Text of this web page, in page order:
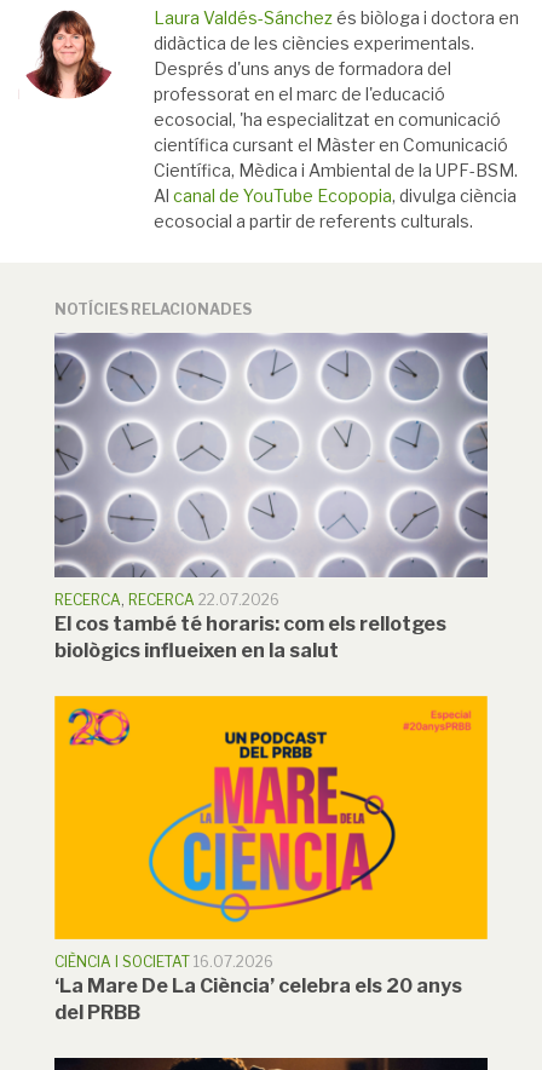
Laura Valdés-Sánchezés biòloga i doctora en
didàctica de les ciències experimentals.
Després d'uns anys de formadora del
professorat en el marc de l'educació
ecosocial, 'ha especialitzat en comunicació
científica cursant el Màster en Comunicació
Científica, Mèdica i Ambiental de la UPF-BSM.
Al canal de YouTube Ecopopia, divulga ciència
ecosocial a partir de referents culturals.
NOTÍCIES RELACIONADES
RECERCA, RECERCA 22.07.2026
El cos també té horaris: com els rellotges
biològics influeixen en la salut
CIÈNCIA I SOCIETAT 16.07.2026
‘La Mare De La Ciència’ celebra els 20 anys
del PRBB